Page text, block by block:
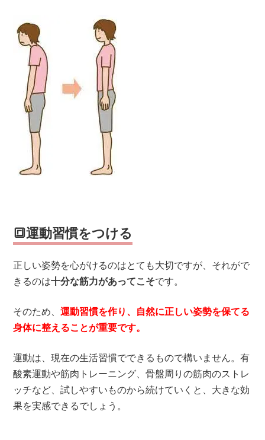
🔳運動習慣をつける
正しい姿勢を心がけるのはとても大切ですが、それがで
きるのは十分な筋力があってこそです。
そのため、運動習慣を作り、自然に正しい姿勢を保てる
身体に整えることが重要です。
運動は、現在の生活習慣でできるもので構いません。有
酸素運動や筋肉トレーニング、骨盤周りの筋肉のストレ
ッチなど、試しやすいものから続けていくと、大きな効
果を実感できるでしょう。